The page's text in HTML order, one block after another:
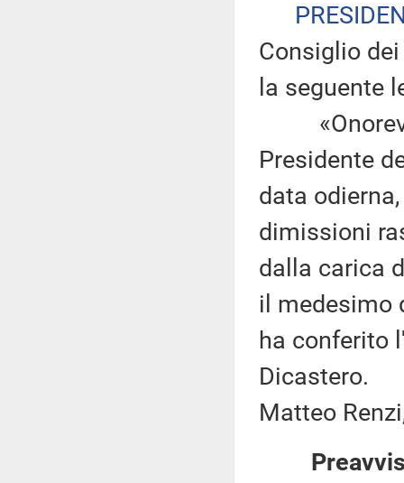
Consiglio
la seguente
Presidente
data
dimissioni
dalla carica
il medesimo
ha conferito
Dicastero.
Matteo